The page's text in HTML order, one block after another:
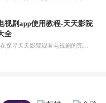
视剧app使用教程-天天影院
全
不少影视爱好者都在探寻天天影院观看电视剧的完整方法，结合最新平台使用规则，本篇新手入门攻略全面讲解观看渠道、检索流程、播放设置以及画面模式调整等实用内容。全文适配手机、电脑等主流设备，步骤简洁易懂，无论是初次使用的新手，还是想要优化观影体验的用户，都能参照内容快速上手，熟练掌握平台各项操作技巧，轻松畅享影视内容。...